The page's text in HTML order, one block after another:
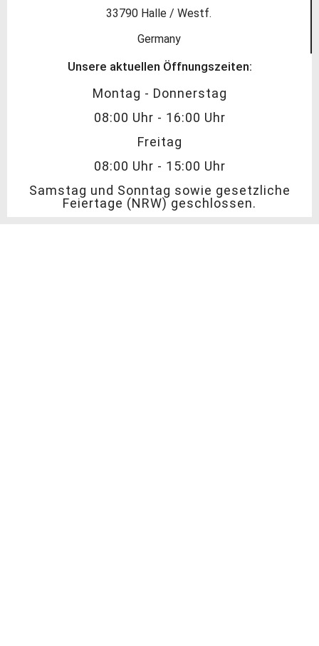
33790 Halle / Westf.
Germany
Unsere aktuellen Öffnungszeiten:
Montag - Donnerstag
08:00 Uhr - 16:00 Uhr
Freitag
08:00 Uhr - 15:00 Uhr
Samstag und Sonntag sowie gesetzliche
Feiertage (NRW) geschlossen.